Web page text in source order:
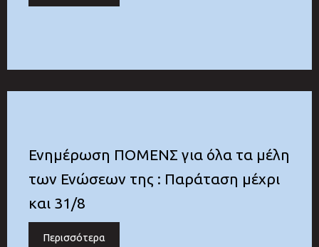
Ενημέρωση ΠΟΜΕΝΣ για όλα τα μέλη
των Ενώσεων της : Παράταση μέχρι
και 31/8
Περισσότερα